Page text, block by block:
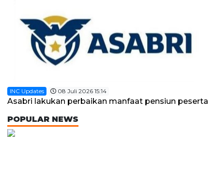
INC Updates 08 Juli 2026 15:14
Asabri lakukan perbaikan manfaat pensiun peserta
POPULAR NEWS